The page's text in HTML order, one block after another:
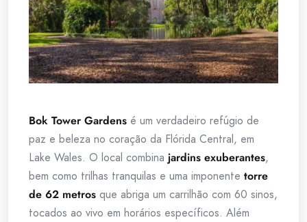
Bok Tower Gardens é um verdadeiro refúgio de
paz e beleza no coração da Flórida Central, em
Lake Wales. O local combina jardins exuberantes,
bem como trilhas tranquilas e uma imponente torre
de 62 metros que abriga um carrilhão com 60 sinos,
tocados ao vivo em horários específicos. Além